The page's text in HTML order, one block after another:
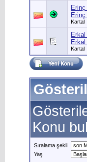
Erinç
Kartal
Erkal
Kartal
Konu
Sıralama şekli
Yaş